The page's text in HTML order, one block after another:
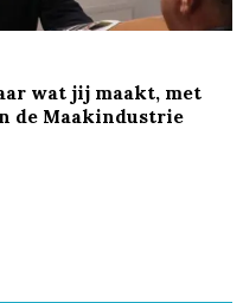
wat jij maakt, met
de Maakindustrie